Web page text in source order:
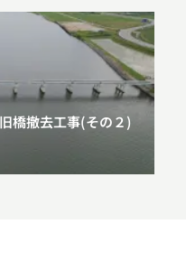
橋撤去工事(その２)